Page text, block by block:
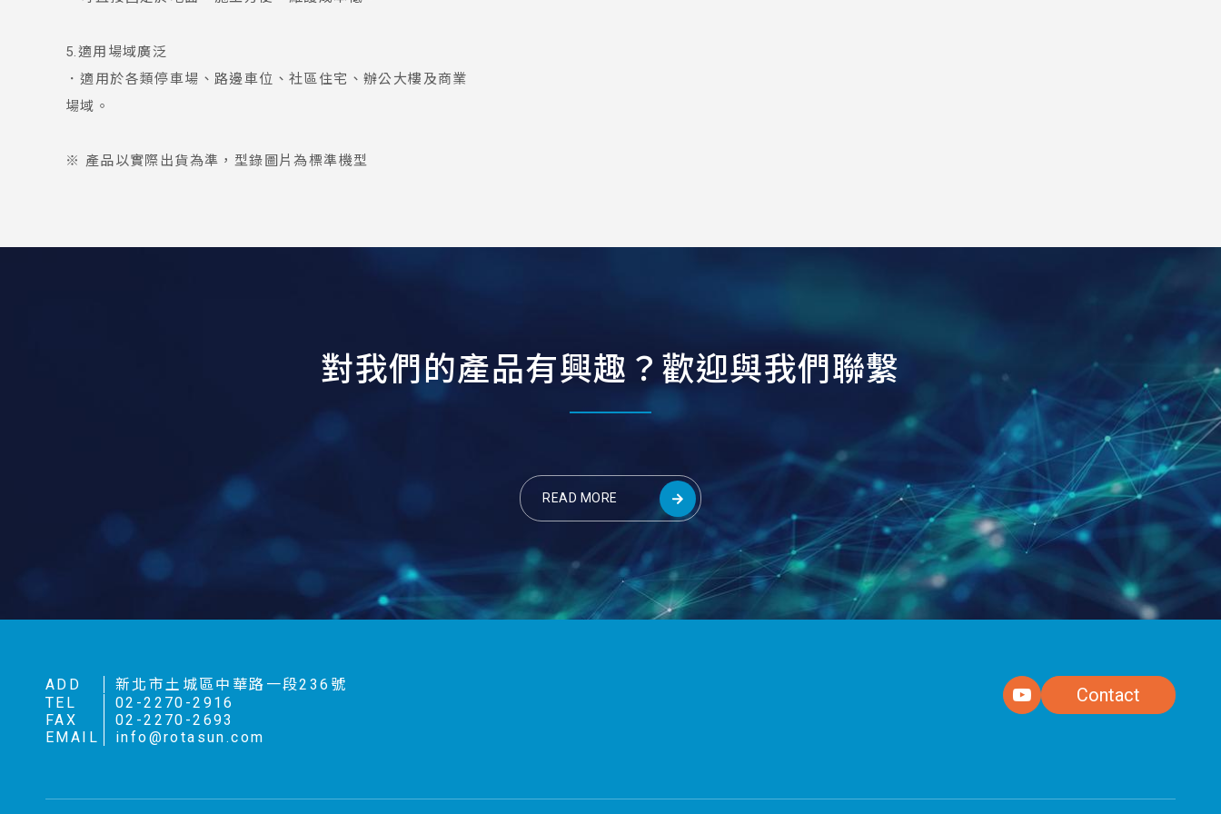
5.適用場域廣泛
．適用於各類停車場、路邊車位、社區住宅、辦公大樓及商業
場域。
※ 產品以實際出貨為準，型錄圖片為標準機型
對我們的產品有興趣 ？ 歡迎與我們 聯繫
READ MORE
ADD
新北市土城區中華路一段236號
TEL
02-2270-2916
FAX
02-2270-2693
EMAIL
info@rotasun.com
Contact